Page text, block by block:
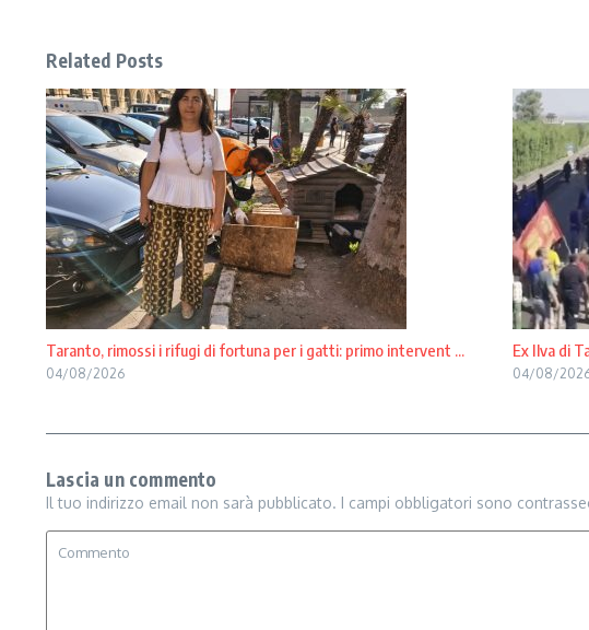
Related Posts
Taranto, rimossi i rifugi di fortuna per i gatti: primo intervent ...
04/08/2026
Ex Ilva di
04/08/
Lascia un commento
Il tuo indirizzo email non sarà pubblicato. I campi obbligatori sono